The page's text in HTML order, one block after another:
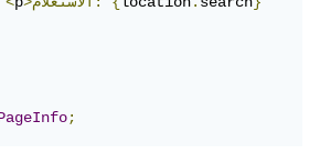
PageInfo;